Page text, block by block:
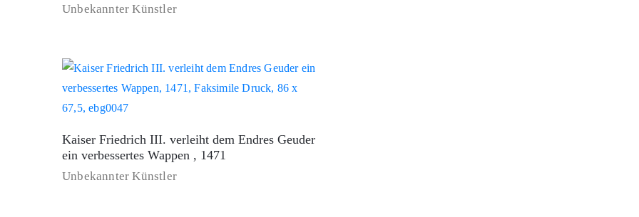
Unbekannter Künstler
Kaiser Friedrich III. verleiht dem Endres Geuder
ein verbessertes Wappen , 1471
Unbekannter Künstler